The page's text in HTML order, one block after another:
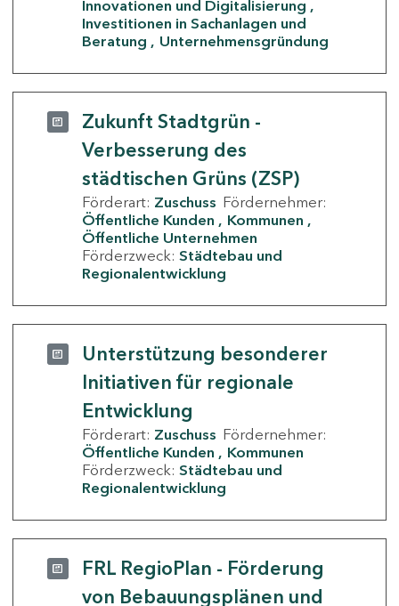
Innovationen und Digitalisierung
Investitionen in Sachanlagen und
Beratung
Unternehmensgründung
Zukunft Stadtgrün -
Verbesserung des
städtischen Grüns (ZSP)
Förderart: Zuschuss Fördernehmer:
Öffentliche Kunden
Kommunen
Öffentliche Unternehmen
Förderzweck: Städtebau und
Regionalentwicklung
Unterstützung besonderer
Initiativen für regionale
Entwicklung
Förderart: Zuschuss Fördernehmer:
Öffentliche Kunden
Kommunen
Förderzweck: Städtebau und
Regionalentwicklung
FRL RegioPlan - Förderung
von Bebauungsplänen und